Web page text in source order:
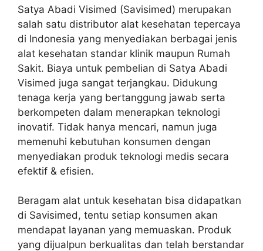
Satya Abadi Visimed (Savisimed) merupakan
salah satu distributor alat kesehatan tepercaya
di Indonesia yang menyediakan berbagai jenis
alat kesehatan standar klinik maupun Rumah
Sakit. Biaya untuk pembelian di Satya Abadi
Visimed juga sangat terjangkau. Didukung
tenaga kerja yang bertanggung jawab serta
berkompeten dalam menerapkan teknologi
inovatif. Tidak hanya mencari, namun juga
memenuhi kebutuhan konsumen dengan
menyediakan produk teknologi medis secara
efektif & efisien.
Beragam alat untuk kesehatan bisa didapatkan
di Savisimed, tentu setiap konsumen akan
mendapat layanan yang memuaskan. Produk
yang dijualpun berkualitas dan telah berstandar